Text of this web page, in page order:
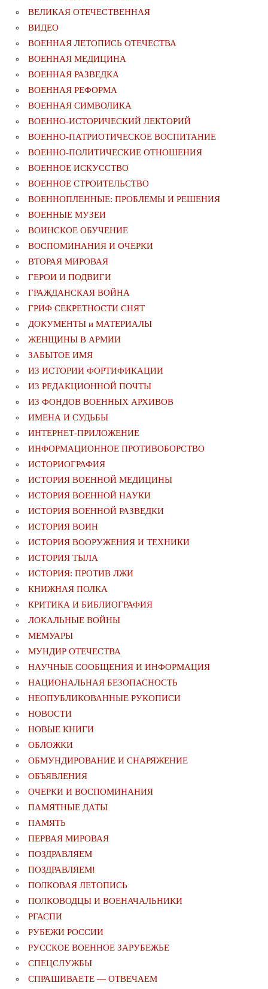
ВЕЛИКАЯ ОТЕЧЕСТВЕННАЯ
ВИДЕО
ВОЕННАЯ ЛЕТОПИСЬ ОТЕЧЕСТВА
ВОЕННАЯ МЕДИЦИНА
ВОЕННАЯ РАЗВЕДКА
ВОЕННАЯ РЕФОРМА
ВОЕННАЯ СИМВОЛИКА
ВОЕННО-ИСТОРИЧЕСКИЙ ЛЕКТОРИЙ
ВОЕННО-ПАТРИОТИЧЕСКОЕ ВОСПИТАНИЕ
ВОЕННО-ПОЛИТИЧЕСКИE ОТНОШЕНИЯ
ВОЕННОЕ ИСКУССТВО
ВОЕННОЕ СТРОИТЕЛЬСТВО
ВОЕННОПЛЕННЫЕ: ПРОБЛЕМЫ И РЕШЕНИЯ
ВОЕННЫЕ МУЗЕИ
ВОИНСКОЕ ОБУЧЕНИЕ
ВОСПОМИНАНИЯ И ОЧЕРКИ
ВТОРАЯ МИРОВАЯ
ГЕРОИ И ПОДВИГИ
ГРАЖДАНСКАЯ ВОЙНА
ГРИФ СЕКРЕТНОСТИ СНЯТ
ДОКУМЕНТЫ и МАТЕРИАЛЫ
ЖЕНЩИНЫ В АРМИИ
ЗАБЫТОЕ ИМЯ
ИЗ ИСТОРИИ ФОРТИФИКАЦИИ
ИЗ РЕДАКЦИОННОЙ ПОЧТЫ
ИЗ ФОНДОВ ВОЕННЫХ АРХИВОВ
ИМЕНА И СУДЬБЫ
ИНТЕРНЕТ-ПРИЛОЖЕНИЕ
ИНФОРМАЦИОННОЕ ПРОТИВОБОРСТВО
ИСТОРИОГРАФИЯ
ИСТОРИЯ ВОЕННОЙ МЕДИЦИНЫ
ИСТОРИЯ ВОЕННОЙ НАУКИ
ИСТОРИЯ ВОЕННОЙ РАЗВЕДКИ
ИСТОРИЯ ВОИН
ИСТОРИЯ ВООРУЖЕНИЯ И ТЕХНИКИ
ИСТОРИЯ ТЫЛА
ИСТОРИЯ: ПРОТИВ ЛЖИ
КНИЖНАЯ ПОЛКА
КРИТИКА И БИБЛИОГРАФИЯ
ЛОКАЛЬНЫЕ ВОЙНЫ
МЕМУАРЫ
МУНДИР ОТЕЧЕСТВА
НАУЧНЫЕ СООБЩЕНИЯ И ИНФОРМАЦИЯ
НАЦИОНАЛЬНАЯ БЕЗОПАСНОСТЬ
НЕОПУБЛИКОВАННЫЕ РУКОПИСИ
НОВОСТИ
НОВЫЕ КНИГИ
ОБЛОЖКИ
ОБМУНДИРОВАНИЕ И СНАРЯЖЕНИЕ
ОБЪЯВЛЕНИЯ
ОЧЕРКИ И ВОСПОМИНАНИЯ
ПАМЯТНЫЕ ДАТЫ
ПАМЯТЬ
ПЕРВАЯ МИРОВАЯ
ПОЗДРАВЛЯЕМ
ПОЗДРАВЛЯЕМ!
ПОЛКОВАЯ ЛЕТОПИСЬ
ПОЛКОВОДЦЫ И ВОЕНАЧАЛЬНИКИ
РГАСПИ
РУБЕЖИ РОССИИ
РУССКОЕ ВОЕННОЕ ЗАРУБЕЖЬЕ
СПЕЦСЛУЖБЫ
СПРАШИВАЕТЕ — ОТВЕЧАЕМ